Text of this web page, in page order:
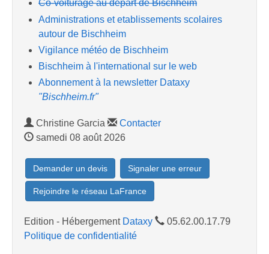
Co-voiturage au départ de Bischheim
Administrations et etablissements scolaires
autour de Bischheim
Vigilance météo de Bischheim
Bischheim à l'international sur le web
Abonnement à la newsletter Dataxy
"Bischheim.fr"
Christine Garcia
Contacter
samedi 08 août 2026
Demander un devis Signaler une erreur
Rejoindre le réseau LaFrance
Edition - Hébergement Dataxy
05.62.00.17.79
Politique de confidentialité